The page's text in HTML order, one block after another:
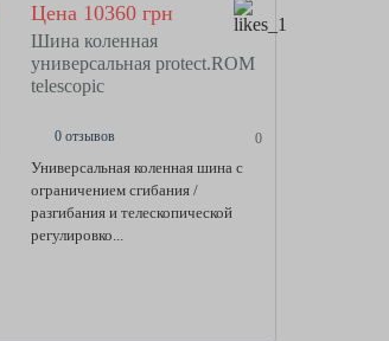
Цена 10360 грн
Шина коленная
универсальная protect.ROM
telescopic
0 отзывов 0
Универсальная коленная шина с
ограничением сгибания /
разгибания и телескопической
регулировко...